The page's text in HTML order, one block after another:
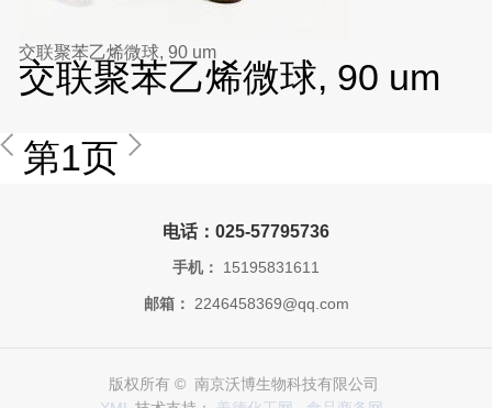
交联聚苯乙烯微球, 90 um
交联聚苯乙烯微球, 90 um
第1页
电话：025-57795736
手机： 15195831611
邮箱： 2246458369@qq.com
版权所有 © 南京沃博生物科技有限公司